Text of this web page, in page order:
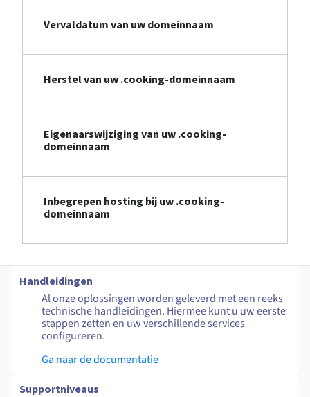
Vervaldatum van uw domeinnaam
Herstel van uw .cooking-domeinnaam
Eigenaarswijziging van uw .cooking-
domeinnaam
Inbegrepen hosting bij uw .cooking-
domeinnaam
Handleidingen
Al onze oplossingen worden geleverd met een reeks
technische handleidingen. Hiermee kunt u uw eerste
stappen zetten en uw verschillende services
configureren.
Ga naar de documentatie
Supportniveaus